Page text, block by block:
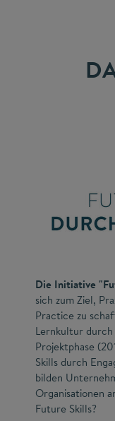
Die Initiative
sich zum Ziel,
Practice zu
Lernkultur
Projektphase
Skills durch
bilden
Organisationen
Future Skills?